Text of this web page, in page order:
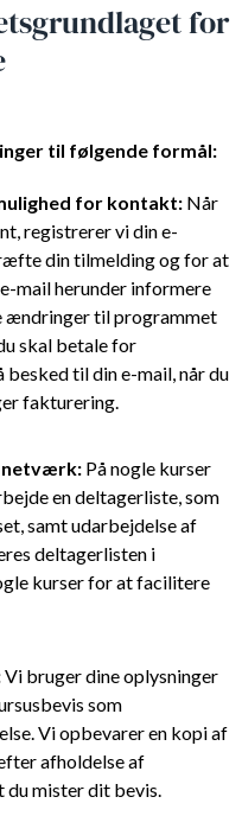
for
til følgende formål:
for kontakt: Når
registrerer vi din e-
din tilmelding og for at
mail herunder informere
ændringer til programmet
skal betale for
besked til din e-mail, når du
fakturering.
netværk: På nogle kurser
en deltagerliste, som
samt udarbejdelse af
deltagerlisten i
kurser for at facilitere
Vi bruger dine oplysninger
som
Vi opbevarer en kopi af
afholdelse af
mister dit bevis.